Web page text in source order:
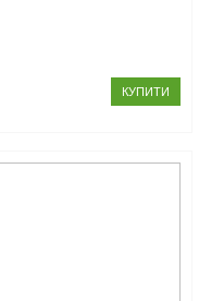
КУПИТИ